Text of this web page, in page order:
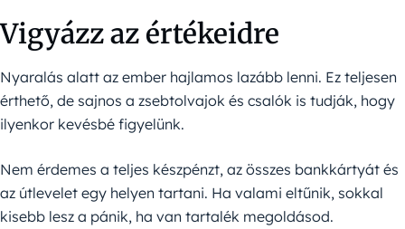
Vigyázz az értékeidre
Nyaralás alatt az ember hajlamos lazább lenni. Ez teljesen
érthető, de sajnos a zsebtolvajok és csalók is tudják, hogy
ilyenkor kevésbé figyelünk.
Nem érdemes a teljes készpénzt, az összes bankkártyát és
az útlevelet egy helyen tartani. Ha valami eltűnik, sokkal
kisebb lesz a pánik, ha van tartalék megoldásod.